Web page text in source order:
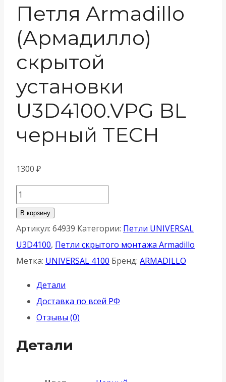
Петля Armadillo
(Армадилло)
скрытой
установки
U3D4100.VPG BL
черный TECH
1300 ₽
Количество
товара
Петля
Armadillo
(Армадилло)
установки
U3D4100.VPG
черный
TECH
В корзину
Артикул: 64939 Категории: Петли UNIVERSAL
U3D4100, Петли скрытого монтажа Armadillo
Метка: UNIVERSAL 4100 Бренд: ARMADILLO
Детали
Доставка по всей РФ
Отзывы (0)
Детали